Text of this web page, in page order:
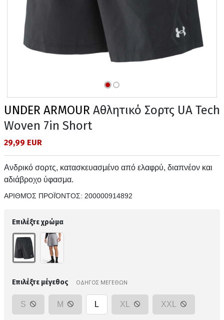
UNDER ARMOUR Αθλητικό Σορτς UA Tech
Woven 7in Short
29,99 EUR
Ανδρικό σορτς, κατασκευασμένο από ελαφρύ, διαπνέον και
αδιάβροχο ύφασμα.
ΑΡΙΘΜΌΣ ΠΡΟΪΌΝΤΟΣ: 200000914892
Επιλέξτε χρώμα
Επιλέξτε μέγεθος ΟΔΗΓΟΣ ΜΕΓΕΘΩΝ
S M L XL XXL